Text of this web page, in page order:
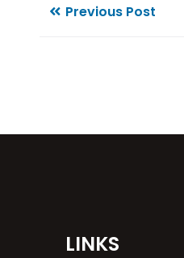
Previous Post
LINKS